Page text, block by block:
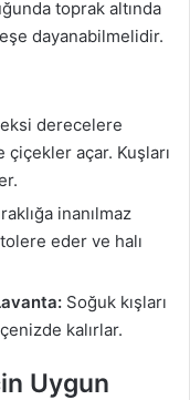
toprak altında
dayanabilmelidir.
eksi derecelere
çiçekler açar. Kuşları
inanılmaz
eder ve halı
Soğuk kışları
kalırlar.
Uygun